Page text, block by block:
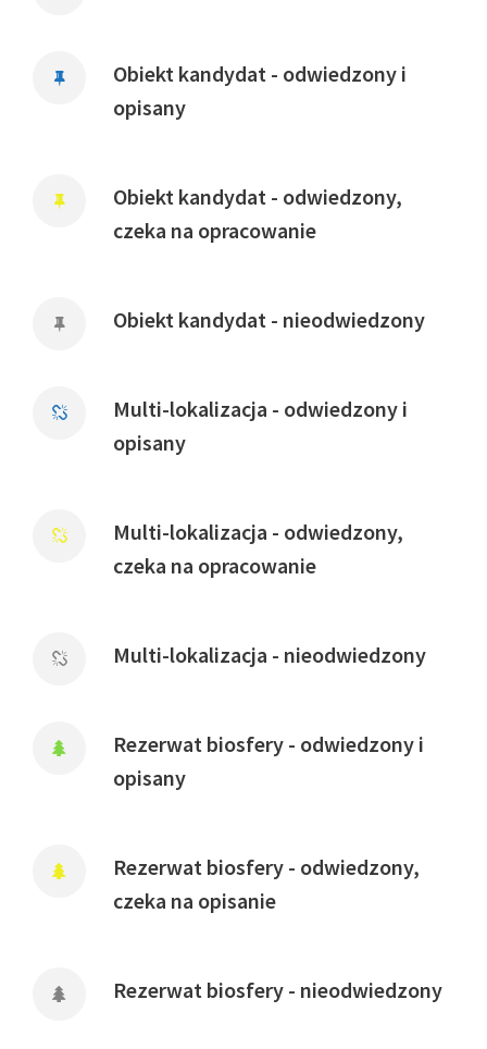
Obiekt kandydat - odwiedzony i
opisany
Obiekt kandydat - odwiedzony,
czeka na opracowanie
Obiekt kandydat - nieodwiedzony
Multi-lokalizacja - odwiedzony i
opisany
Multi-lokalizacja - odwiedzony,
czeka na opracowanie
Multi-lokalizacja - nieodwiedzony
Rezerwat biosfery - odwiedzony i
opisany
Rezerwat biosfery - odwiedzony,
czeka na opisanie
Rezerwat biosfery - nieodwiedzony